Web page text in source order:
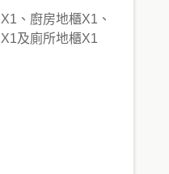
、廚房地櫃X1、
及廁所地櫃X1